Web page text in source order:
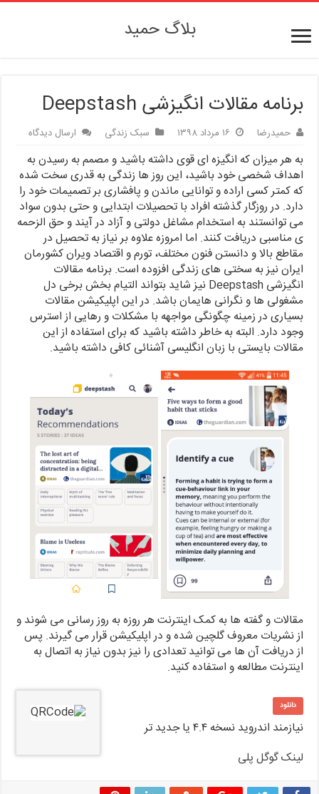
بلاگ حمید
برنامه مقالات انگیزشی Deepstash
حمیدرضا ۱۶ مرداد ۱۳۹۸ سبک زندگی ارسال دیدگاه
به هر میزان که انگیزه ای قوی داشته باشید و مصمم به رسیدن به
اهداف شخصی خود باشید، این روز ها زندگی به قدری سخت شده
که کمتر کسی اراده و توانایی ماندن و پافشاری بر تصمیمات خود را
دارد. در روزگار گذشته افراد با تحصیلات ابتدایی و حتی بدون سواد
می توانستند به استخدام مشاغل دولتی و آزاد در آیند و حق الزحمه
ی مناسبی دریافت کنند. اما امروزه علاوه بر نیاز به تحصیل در
مقاطع بالا و دانستن فنون مختلف، تورم و اقتصاد ویران کشورمان
ایران نیز به سختی های زندگی افزوده است. برنامه مقالات
انگیزشی Deepstash نیز شاید بتواند التیام بخش برخی دل
مشغولی ها و نگرانی هایمان باشد. در این اپلیکیشن مقالات
بسیاری در زمینه چگونگی مواجهه با مشکلات و رهایی از استرس
وجود دارد. البته به خاطر داشته باشید که برای استفاده از این
مقالات بایستی با زبان انگلیسی آشنائی کافی داشته باشید.
مقالات و گفته ها به کمک اینترنت هر روزه به روز رسانی می شوند و
از نشریات معروف گلچین شده و در اپلیکیشن قرار می گیرند. پس
از دریافت آن ها می توانید تعدادی را نیز بدون نیاز به اتصال به
اینترنت مطالعه و استفاده کنید.
دانلود
نیازمند اندروید نسخه ۴.۴ یا جدید تر
لینک گوگل پلی